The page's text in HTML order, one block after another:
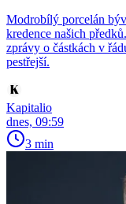
Modrobílý porcelán
kredence našich
zprávy o částkách v
pestřejší.
Kapitalio
dnes, 09:59
3 min